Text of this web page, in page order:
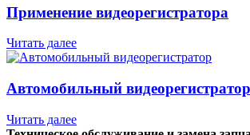
Применение видеорегистратора
Читать далее
Автомобильный видеорегистратор
Читать далее